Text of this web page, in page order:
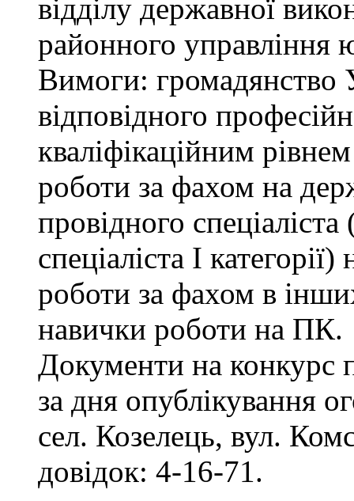
відділу державної
районного управління
Вимоги: громадянство
відповідного
кваліфікаційним
роботи за фахом на
провідного спеціаліста
спеціаліста І
роботи за фахом в
навички роботи на ПК.
Документи на конкурс
за дня опублікування
сел. Козелець, вул.
довідок: 4-16-71.